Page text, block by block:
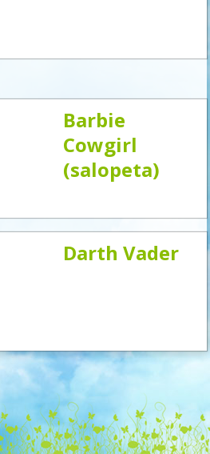
Barbie
Cowgirl
(salopeta)
Darth Vader